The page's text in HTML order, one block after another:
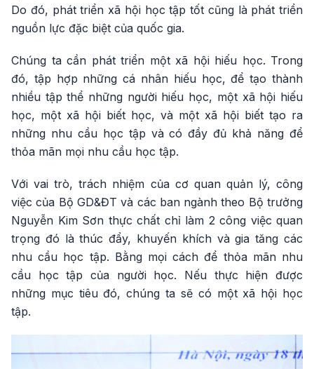
Do đó, phát triển xã hội học tập tốt cũng là phát triển
nguồn lực đặc biệt của quốc gia.
Chúng ta cần phát triển một xã hội hiếu học. Trong
đó, tập hợp những cá nhân hiếu học, để tạo thành
nhiều tập thể những người hiếu học, một xã hội hiếu
học, một xã hội biết học, và một xã hội biết tạo ra
những nhu cầu học tập và có đầy đủ khả năng để
thỏa mãn mọi nhu cầu học tập.
Với vai trò, trách nhiệm của cơ quan quản lý, công
việc của Bộ GD&ĐT và các ban ngành theo Bộ trưởng
Nguyễn Kim Sơn thực chất chỉ làm 2 công việc quan
trọng đó là thúc đẩy, khuyến khích và gia tăng các
nhu cầu học tập. Bằng mọi cách để thỏa mãn nhu
cầu học tập của người học. Nếu thực hiện được
những mục tiêu đó, chúng ta sẽ có một xã hội học
tập.